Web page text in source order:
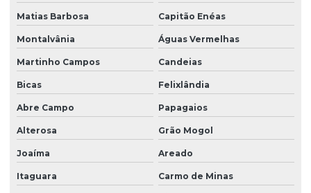
Matias Barbosa Capitão Enéas
Montalvânia Águas Vermelhas
Martinho Campos Candeias
Bicas Felixlândia
Abre Campo Papagaios
Alterosa Grão Mogol
Joaíma Areado
Itaguara Carmo de Minas